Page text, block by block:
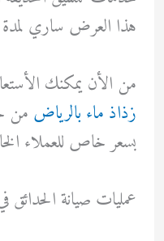
هذا العرض ساري لمدة 4 أيام من الأن.
من الأن يمكنك
زذاذ ماء بالرياض من
بسعر خاص للعملاء
عمليات صيانة الحدائق في